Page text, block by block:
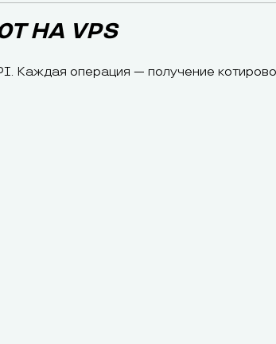
НА VPS
Каждая операция — получение